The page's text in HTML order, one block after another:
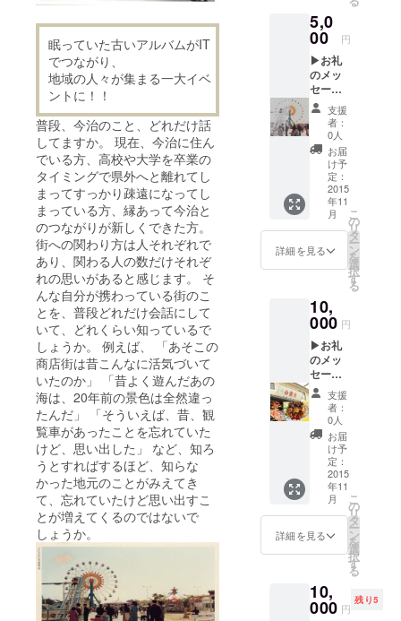
眠っていた古いアルバムがIT
でつながり、
地域の人々が集まる一大イベ
ントに！！
普段、今治のこと、どれだけ話
してますか。 現在、今治に住ん
でいる方、高校や大学を卒業の
タイミングで県外へと離れてし
まってすっかり疎遠になってし
まっている方、縁あって今治と
のつながりが新しくできた方。
街への関わり方は人それぞれで
あり、関わる人の数だけそれぞ
れの思いがあると感じます。 そ
んな自分が携わっている街のこ
とを、普段どれだけ会話にして
いて、どれくらい知っているで
しょうか。 例えば、 「あそこの
商店街は昔こんなに活気づいて
いたのか」 「昔よく遊んだあの
海は、20年前の景色は全然違っ
たんだ」 「そういえば、昔、観
覧車があったことを忘れていた
けど、思い出した」 など、知ろ
うとすればするほど、知らな
かった地元のことがみえてき
て、忘れていたけど思い出すこ
とが増えてくるのではないで
しょうか。
5,0
00 円
▶お礼
のメッ
セージ
▶今治
今昔写
真アル
バム
※A5版
カラー,
約40
ページ
を予定
支援
者：
0人
お届
け予
定：
2015
年11
月
詳細を見る
こ
の
リ
タ
ー
ン
を
選
択
す
る
10,
000 円
▶お礼
のメッ
セージ
▶＜3点
セット
＞ 今治
今昔写
真アル
バム、
山鳥飲
食券
（1,500
円相
当）、
白楽天
円相
当）
支援
者：
0人
お届
け予
定：
2015
年11
月
詳細を見る
こ
の
リ
タ
ー
ン
を
選
択
す
る
10,
000 円
残り5